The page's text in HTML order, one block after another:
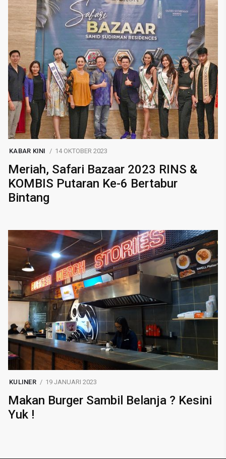
KABAR KINI 14 OKTOBER 2023
Meriah, Safari Bazaar 2023 RINS &
KOMBIS Putaran Ke-6 Bertabur
Bintang
KULINER 19 JANUARI 2023
Makan Burger Sambil Belanja ? Kesini
Yuk !